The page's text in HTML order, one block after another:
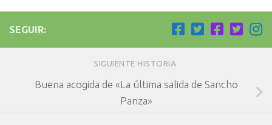
SEGUIR:
SIGUIENTE HISTORIA
Buena acogida de «La última salida de Sancho
Panza»